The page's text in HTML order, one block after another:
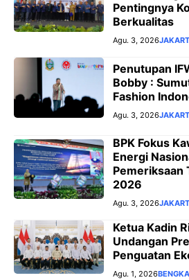
Pentingnya
Berkualitas
Agu. 3, 2026
Penutupan
Bobby :
Fashion
Agu. 3, 2026
BPK Fokus
Energi
Pemeriksaan
2026
Agu. 3, 2026
Ketua Kadin
Undangan
Penguatan
Agu. 1, 2026